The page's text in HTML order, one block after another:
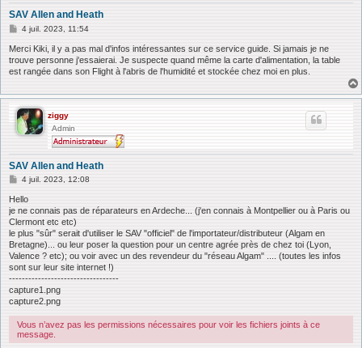
SAV Allen and Heath
M
s
s
g
4 juil. 2023, 11:54
Merci Kiki, il y a pas mal d'infos intéressantes sur ce service guide. Si jamais je ne
trouve personne j'essaierai. Je suspecte quand même la carte d'alimentation, la table
est rangée dans son Flight à l'abris de l'humidité et stockée chez moi en plus.
ziggy
Admin
SAV Allen and Heath
M
s
s
g
e
4 juil. 2023, 12:08
Hello
je ne connais pas de réparateurs en Ardeche... (j'en connais à Montpellier ou à Paris ou
Clermont etc etc)
le plus "sûr" serait d'utiliser le SAV "officiel" de l'importateur/distributeur (Algam en
Bretagne)... ou leur poser la question pour un centre agrée près de chez toi (Lyon,
Valence ? etc); ou voir avec un des revendeur du "réseau Algam" .... (toutes les infos
sont sur leur site internet !)
----------------------------------
capture1.png
capture2.png
Vous n’avez pas les permissions nécessaires pour voir les fichiers joints à ce
message.